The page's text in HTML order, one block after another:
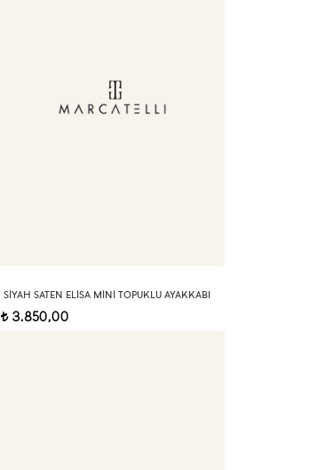
SIYAH SATEN ELISA MINI TOPUKLU AYAKKABI
t3.850,00